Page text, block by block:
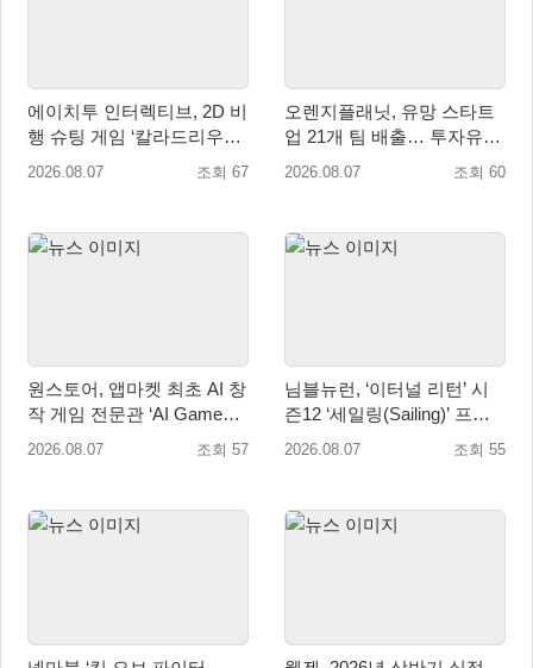
에이치투 인터렉티브, 2D 비
행 슈팅 게임 ‘칼라드리우스
2/다크 엘레멘트’ 올 겨울 전
2026.08.07 조회 67
오렌지플래닛, 유망 스타트
업 21개 팀 배출… 투자유치∙
매출성장 성과 눈길
2026.08.07 조회 60
원스토어, 앱마켓 최초 AI 창
작 게임 전문관 ‘AI Games’
오픈
2026.08.07 조회 57
님블뉴런, ‘이터널 리턴’ 시
즌12 ‘세일링(Sailing)’ 프리
시즌 시작
2026.08.07 조회 55